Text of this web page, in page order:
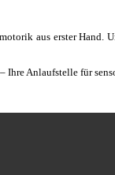
aus erster
– Ihre Anlaufstelle für